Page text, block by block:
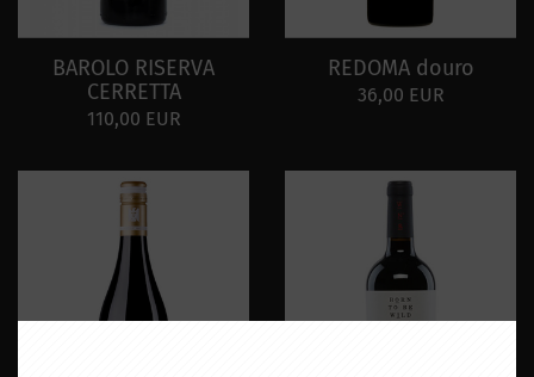
BAROLO RISERVA
CERRETTA
110,00 EUR
REDOMA douro
36,00 EUR